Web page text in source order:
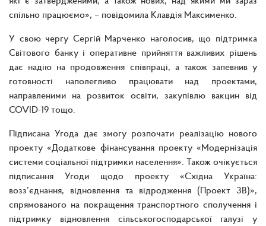
спільно працюємо», – повідомила Клавдія Максименко.
У свою чергу Сергій Марченко наголосив, що підтримка
Світового банку і оперативне прийняття важливих рішень
дає надію на продовження співпраці, а також запевнив у
готовності наполегливо працювати над проектами,
направленими на розвиток освіти, закупівлю вакцин від
COVID-19 тощо.
Підписана Угода дає змогу розпочати реалізацію нового
проекту «Додаткове фінансування проекту «Модернізація
системи соціальної підтримки населення». Також очікується
підписання Угоди щодо проекту «Східна Україна:
возз’єднання, відновлення та відродження (Проект 3В)»,
спрямованого на покращення транспортного сполучення і
підтримку відновлення сільськогосподарської галузі у